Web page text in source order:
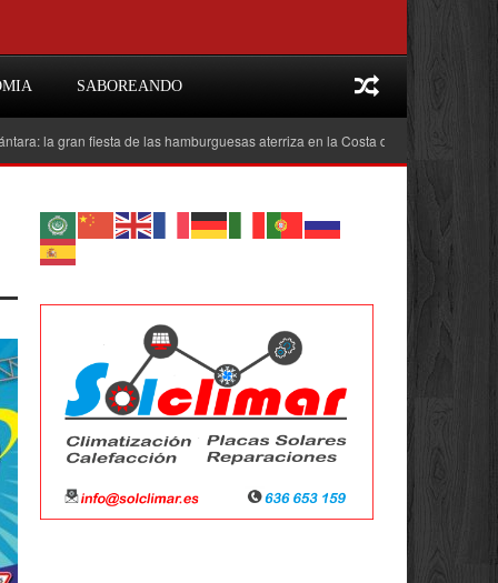
SABOREANDO
gran fiesta de las hamburguesas aterriza en la Costa del Sol